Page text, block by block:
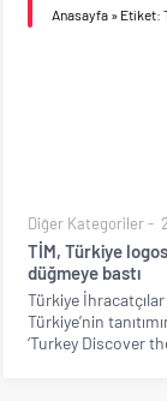
Anasayfa » Etiket:
Diğer Kategoriler
TİM, Türkiye
düğmeye bastı
Türkiye
Türkiye’nin
‘Turkey Discover